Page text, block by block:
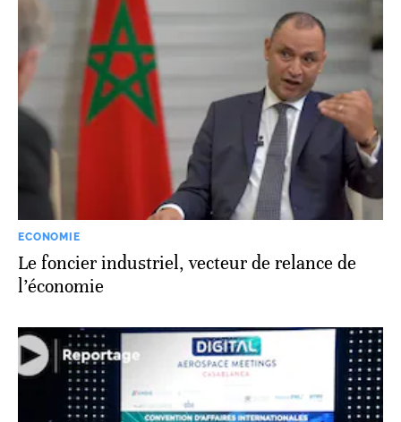
ECONOMIE
Le foncier industriel, vecteur de relance de
l’économie